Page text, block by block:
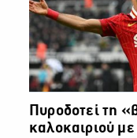
Πυροδοτεί τη
καλοκαιριού